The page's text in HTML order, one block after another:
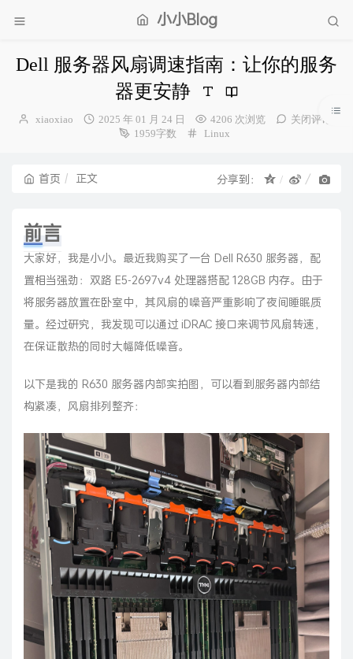
小小Blog
Dell 服务器风扇调速指南：让你的服务
器更安静
博
xiaoxiao
发
2025 年 01 月 24 日 4206 次浏览
关闭评论
1959字数
分
Linux
首页 正文 分享到：
前言
大家好，我是小小。最近我购买了一台 Dell R630 服务器，配
置相当强劲：双路 E5-2697v4 处理器搭配 128GB 内存。由于
将服务器放置在卧室中，其风扇的噪音严重影响了夜间睡眠质
量。经过研究，我发现可以通过 iDRAC 接口来调节风扇转速，
在保证散热的同时大幅降低噪音。
以下是我的 R630 服务器内部实拍图，可以看到服务器内部结
构紧凑，风扇排列整齐：